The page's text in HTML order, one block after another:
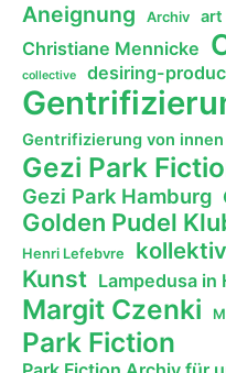
Aneignung Archiv art
Christiane Mennicke
collective desiring-
Gentrifizierung von innen
Gezi Park
Gezi Park Hamburg
Golden Pudel
Henri Lefebvre
Kunst Lampedusa in
Margit Czenki
Park Fiction